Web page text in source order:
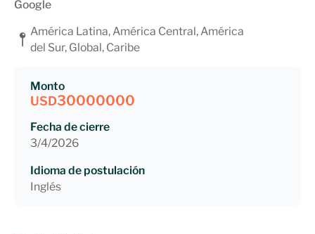
Google
América Latina, América Central, América
del Sur, Global, Caribe
Monto
USD30000000
Fecha de cierre
3/4/2026
Idioma de postulación
Inglés